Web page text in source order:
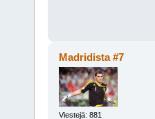
Madridista #7
Viestejä: 881